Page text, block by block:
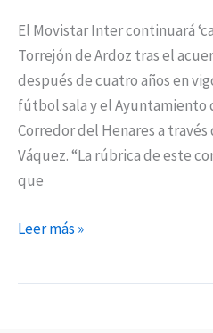
El Movistar Inter continuará
Torrejón de Ardoz tras el
después de cuatro años en
fútbol sala y el Ayuntamiento
Corredor del Henares a
Váquez. “La rúbrica de este
que
Leer más »